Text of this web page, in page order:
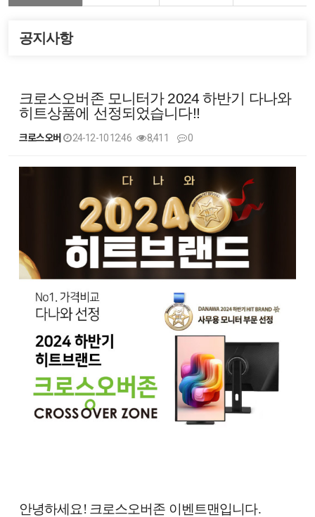
공지사항
크로스오버존 모니터가 2024 하반기 다나와
히트상품에 선정되었습니다!!
크로스오버 24-12-10 12:46 8,411 0
안녕하세요! 크로스오버존 이벤트맨입니다.